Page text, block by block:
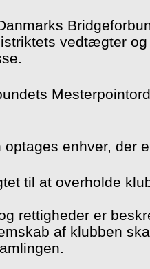
vedtægter
enhver, der
til at overholde
og rettigheder er
af klubben